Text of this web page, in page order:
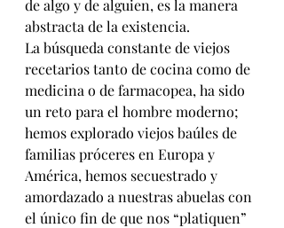
de algo y de alguien, es la manera
abstracta de la existencia.
La búsqueda constante de viejos
recetarios tanto de cocina como de
medicina o de farmacopea, ha sido
un reto para el hombre moderno;
hemos explorado viejos baúles de
familias próceres en Europa y
América, hemos secuestrado y
amordazado a nuestras abuelas con
el único fin de que nos “platiquen”